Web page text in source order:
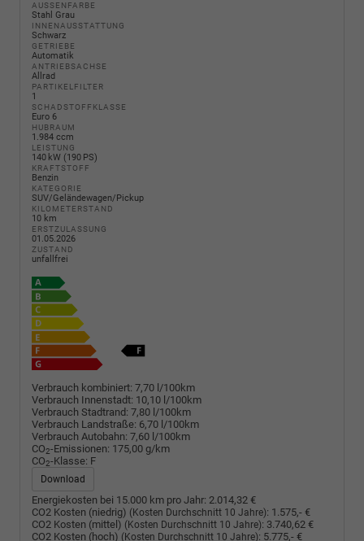
AUSSENFARBE
Stahl Grau
INNENAUSSTATTUNG
Schwarz
GETRIEBE
Automatik
ANTRIEBSACHSE
Allrad
PARTIKELFILTER
1
SCHADSTOFFKLASSE
Euro 6
HUBRAUM
1.984 ccm
LEISTUNG
140 kW (190 PS)
KRAFTSTOFF
Benzin
KATEGORIE
SUV/Geländewagen/Pickup
KILOMETERSTAND
10 km
ERSTZULASSUNG
01.05.2026
ZUSTAND
unfallfrei
Verbrauch kombiniert: 7,70 l/100km
Verbrauch Innenstadt: 10,10 l/100km
Verbrauch Stadtrand: 7,80 l/100km
Verbrauch Landstraße: 6,70 l/100km
Verbrauch Autobahn: 7,60 l/100km
CO2-Emissionen: 175,00 g/km
CO2-Klasse: F
Download
Energiekosten bei 15.000 km pro Jahr: 2.014,32 €
CO2 Kosten (niedrig) (Kosten Durchschnitt 10 Jahre): 1.575,- €
CO2 Kosten (mittel) (Kosten Durchschnitt 10 Jahre): 3.740,62 €
CO2 Kosten (hoch) (Kosten Durchschnitt 10 Jahre): 5.775,- €